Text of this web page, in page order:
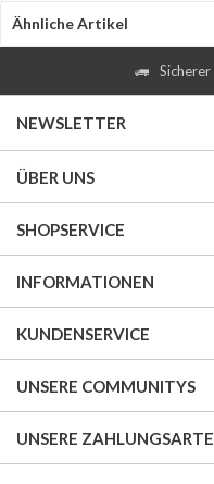
Ähnliche Artikel
NEWSLETTER
ÜBER UNS
SHOPSERVICE
INFORMATIONEN
KUNDENSERVICE
UNSERE COMMUNITYS
UNSERE